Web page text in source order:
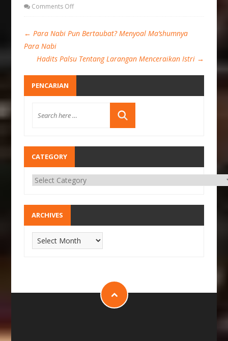
Comments Off
← Para Nabi Pun Bertaubat? Menyoal Ma’shumnya
Para Nabi
Hadits Palsu Tentang Larangan Menceraikan Istri →
PENCARIAN
CATEGORY
ARCHIVES